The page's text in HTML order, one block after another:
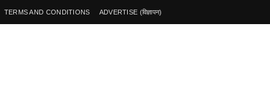
TERMS AND CONDITIONS ADVERTISE (विज्ञापन)